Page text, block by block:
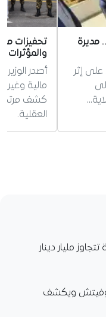
مديرة
على إثر
تحفيزات
والمؤثرات
أصدر الوزير
مالية
كشف
العقلية.
مليار دينار
ينتقد بيتكوفيتش ويكشف